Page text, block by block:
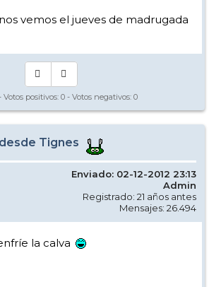
vemos el jueves de madrugada
Votos positivos: 0 - Votos negativos: 0
Tignes
Enviado: 02-12-2012 23:13
Admin
Registrado: 21 años antes
Mensajes: 26.494
la calva